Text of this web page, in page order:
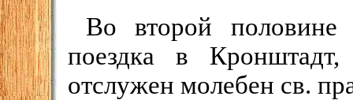
Во второй половине
поездка в
отслужен молебен св.